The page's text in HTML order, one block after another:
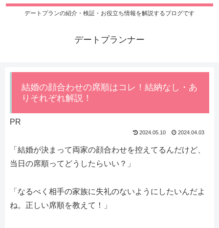
デートプランの紹介・検証・お役立ち情報を解説するブログです
デートプランナー
結婚の顔合わせの席順はコレ！結納なし・あ
りそれぞれ解説！
PR
2024.05.10 2024.04.03
「結婚が決まって両家の顔合わせを控えてるんだけど、
当日の席順ってどうしたらいい？」
「なるべく相手の家族に失礼のないようにしたいんだよ
ね。正しい席順を教えて！」